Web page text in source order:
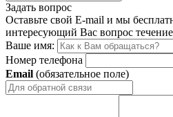
Задать вопрос
Оставьте свой E-mail и мы
интересующий Вас вопрос
Ваше имя:
Номер телефона
Email (обязательное поле)